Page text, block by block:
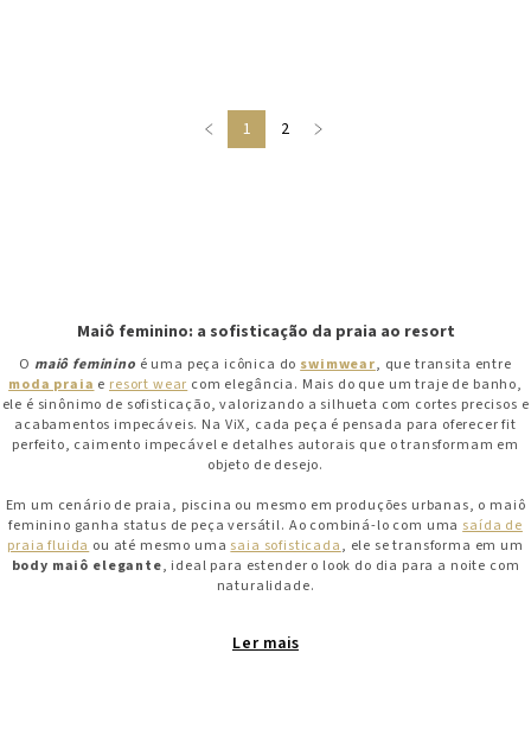
1 2
Maiô feminino: a sofisticação da praia ao resort
O maiô feminino é uma peça icônica doswimwear, que transita entre
moda praiaeresort wearcom elegância. Mais do que um traje de banho,
ele é sinônimo de sofisticação, valorizando a silhueta com cortes precisos e
acabamentos impecáveis. Na ViX, cada peça é pensada para oferecer fit
perfeito, caimento impecável e detalhes autorais que o transformam em
objeto de desejo.
Em um cenário de praia, piscina ou mesmo em produções urbanas, o maiô
feminino ganha status de peça versátil. Ao combiná-lo com umasaída de
praia fluidaou até mesmo umasaia sofisticada, ele se transforma em um
body maiô elegante, ideal para estender o look do dia para a noite com
naturalidade.
Ler
Maiô com bojo: conforto e suporte com design autoral